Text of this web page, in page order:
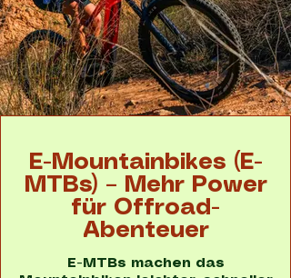
E-Mountainbikes (E-
MTBs) – Mehr Power
für Offroad-
Abenteuer
E-MTBs machen das